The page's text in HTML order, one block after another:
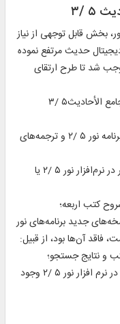
۵ /۳
روایات نور، بخش قابل توجهی از نیاز
حدیث مرتفع نموده
شد تا طرح ارتقای
برخی از انگیزه‌های اصلی برای تولید نرم‌افزار جامع الأحادیث۵ /۳
- تجمیع بین کتاب‌های حدیثی عرضه شده در برنامه نور‌ ۵ /۲ و ترجمه‌های
- افزودن برخی از منابع روایی جدید که پیش‌تر در نرم‌افزار نور‌ ۵ /۲ یا
کتب اربعه؛
جدید برنامه‌های نور
نور‌ ۵ /۲ به جهت قدمت، فاقد آن‌ها بود، از قبیل:
- افزودن مقدمه‌ها و مؤخره‌های کتاب هایی که در نرم افزار نور‌ ۵ /۲ وجود